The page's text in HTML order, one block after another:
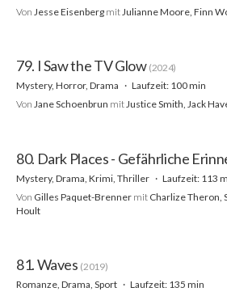
Von Jesse Eisenberg mit Julianne Moore, Finn
79. I Saw the TV Glow (2024)
Mystery, Horror, Drama
Laufzeit: 100 min
Von Jane Schoenbrun mitJustice Smith, Jack
80. Dark Places - Gefährliche
Mystery, Drama, Krimi, Thriller
Laufzeit: 113
Von Gilles Paquet-Brenner mit Charlize Theron,
Hoult
81. Waves (2019)
Romanze, Drama, Sport
Laufzeit: 135 min